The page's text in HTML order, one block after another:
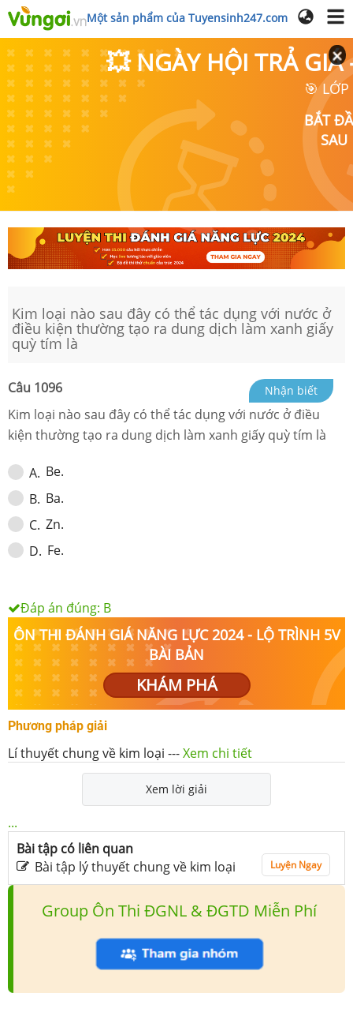
Một sản phẩm của Tuyensinh247.com
💥 NGÀY HỘI TRẢ GIÁ
🎯
BẮT
SAU
Kim loại nào sau đây có thể tác dụng với nước ở
điều kiện thường tạo ra dung dịch làm xanh giấy
quỳ tím là
Câu 1096 Nhận biết
Kim loại nào sau đây có thể tác dụng với nước ở điều
kiện thường tạo ra dung dịch làm xanh giấy quỳ tím là
A. Be.
B. Ba.
C. Zn.
D. Fe.
Đáp án đúng: B
ÔN THI ĐÁNH GIÁ NĂNG LỰC 2024 - LỘ TRÌNH 5V
BÀI BẢN
KHÁM PHÁ
Phương pháp giải
Lí thuyết chung về kim loại ---Xem chi tiết
Xem lời giải
...
Bài tập có liên quan
Bài tập lý thuyết chung về kim loại
Luyện Ngay
Group Ôn Thi ĐGNL & ĐGTD Miễn Phí